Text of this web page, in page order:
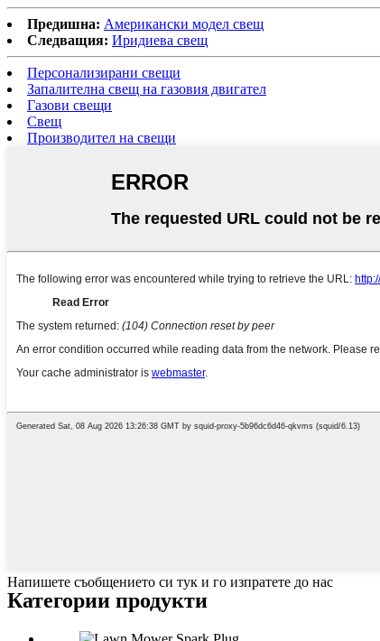
Предишна: Американски модел свещ
Следващия: Иридиева свещ
Персонализирани свещи
Запалителна свещ на газовия двигател
Газови свещи
Свещ
Производител на свещи
Напишете съобщението си тук и го изпратете до нас
Категории продукти